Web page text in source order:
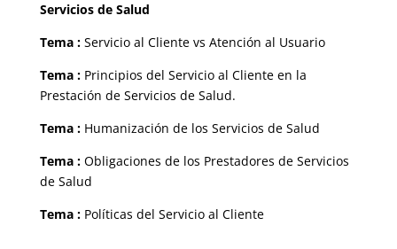
Servicios de Salud
Tema :Servicio al Cliente vs Atención al Usuario
Tema :Principios del Servicio al Cliente en la
Prestación de Servicios de Salud.
Tema :Humanización de los Servicios de Salud
Tema :Obligaciones de los Prestadores de Servicios
de Salud
Tema :Políticas del Servicio al Cliente